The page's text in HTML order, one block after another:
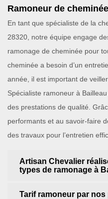
Ramoneur de
En tant que spécialiste de la
28320, notre équipe engage
ramonage de cheminée pour
cheminée a besoin d’un
année, il est important de
Spécialiste ramoneur à
des prestations de qualité.
performants et au savoir-faire
des travaux pour l’entretien
Artisan Chevalier
types de ramonage à
Tarif ramoneur par